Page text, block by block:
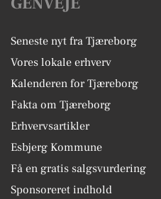
Seneste nyt fra Tjæreborg
Vores lokale erhverv
Kalenderen for Tjæreborg
Fakta om Tjæreborg
Erhvervsartikler
Esbjerg Kommune
Få en gratis salgsvurdering
Sponsoreret indhold